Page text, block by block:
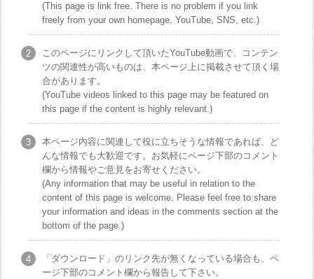
(This page is link free. There is no problem if you link
freely from your own homepage, YouTube, SNS, etc.)
このページにリンクして頂いたYouTube動画で、コンテン
ツの関連性が高いものは、本ページ上に掲載させて頂く場
合があります。
(YouTube videos linked to this page may be featured on
this page if the content is highly relevant.)
本ページ内容に関連して役に立ちそうな情報であれば、ど
んな情報でも大歓迎です。お気軽にページ下部のコメント
欄から情報やご意見をお寄せください。
(Any information that may be useful in relation to the
content of this page is welcome. Please feel free to share
your information and ideas in the comments section at the
bottom of the page.)
「ダウンロード」のリンク先が無くなっている場合も、ペ
ージ下部のコメント欄から報告して下さい。